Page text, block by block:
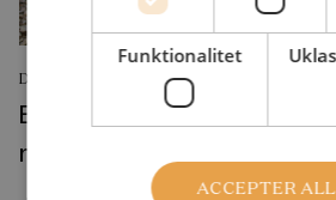
DEBATINDLÆG
Byggelegepladser rammer
moderne børneliv
Funktionalitet
ACCEPTER